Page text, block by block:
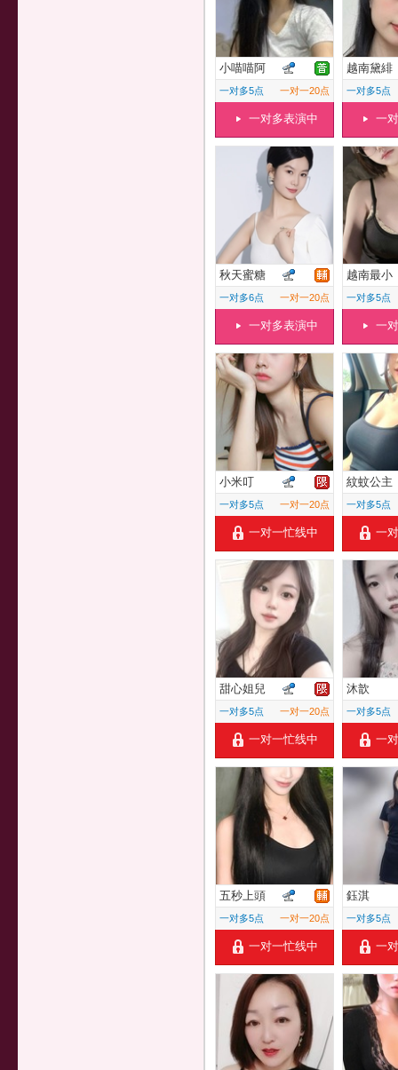
小喵喵阿
一对多5点 一对一20点
一对多表演中
越南黛緋
一对多5点
一
秋天蜜糖
一对多6点 一对一20点
一对多表演中
越南最小
一对多5点
一
小米叮
一对多5点 一对一20点
一对一忙线中
紋蚊公主
一对多5点
一
甜心姐兒
一对多5点 一对一20点
一对一忙线中
沐歆
一对多5点
一
五秒上頭
一对多5点 一对一20点
一对一忙线中
鈺淇
一对多5点
一